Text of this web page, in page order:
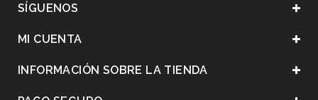
SÍGUENOS
MI CUENTA
INFORMACIÓN SOBRE LA TIENDA